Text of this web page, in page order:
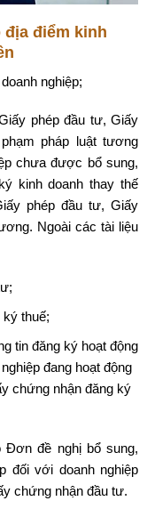
điểm kinh
nghiệp;
phép đầu tư, Giấy
pháp luật tương
chưa được bổ sung,
kinh doanh thay thế
phép đầu tư, Giấy
Ngoài các tài liệu
thuế;
tin đăng ký hoạt động
đang hoạt động
chứng nhận đăng ký
Đơn đề nghị bổ sung,
đối với doanh nghiệp
chứng nhận đầu tư.